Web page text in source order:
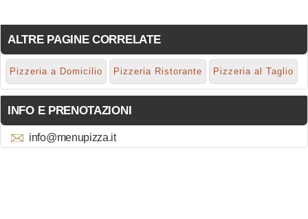
ALTRE PAGINE CORRELATE
Pizzeria a Domicilio Pizzeria Ristorante Pizzeria al Taglio
INFO E PRENOTAZIONI
info@menupizza.it